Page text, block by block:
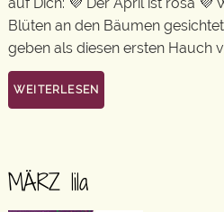
Blüten an den Bäumen
geben als diesen ersten Hauch
WEITERLESEN
MÄRZ lila